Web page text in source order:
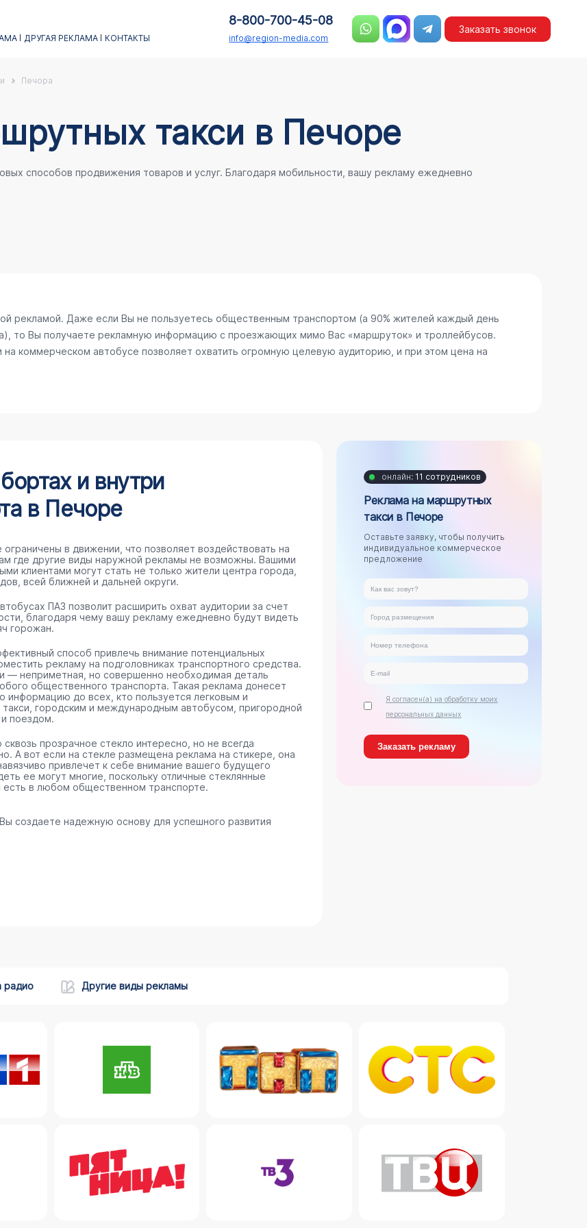
ДРУГАЯ РЕКЛАМА КОНТАКТЫ
8-800-700-45-08
info@region-media.com
Заказать звонок
Печора
такси в Печоре
способов продвижения товаров и услуг. Благодаря мобильности, вашу рекламу ежедневно
рекламой. Даже если Вы не пользуетесь общественным транспортом (а 90% жителей каждый день
то Вы получаете рекламную информацию с проезжающих мимо Вас «маршруток» и троллейбусов.
на коммерческом автобусе позволяет охватить огромную целевую аудиторию, и при этом цена на
и внутри
в Печоре
в движении, что позволяет воздействовать на
где другие виды наружной рекламы не возможны. Вашими
клиентами могут стать не только жители центра города,
всей ближней и дальней округи.
ПАЗ позволит расширить охват аудитории за счет
благодаря чему вашу рекламу ежедневно будут видеть
горожан.
способ привлечь внимание потенциальных
рекламу на подголовниках транспортного средства.
— неприметная, но совершенно необходимая деталь
общественного транспорта. Такая реклама донесет
информацию до всех, кто пользуется легковым и
городским и международным автобусом, пригородной
и поездом.
сквозь прозрачное стекло интересно, но не всегда
А вот если на стекле размещена реклама на стикере, она
привлечет к себе внимание вашего будущего
ее могут многие, поскольку отличные стеклянные
есть в любом общественном транспорте.
создаете надежную основу для успешного развития
онлайн: 11 сотрудников
Реклама на маршрутных
такси в Печоре
Оставьте заявку, чтобы получить
индивидуальное коммерческое
предложение
Я согласен(а) на обработку моих
персональных данных
радио Другие виды рекламы